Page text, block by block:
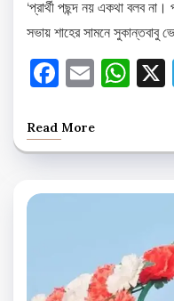
‘প্রার্থী পছন্দ নয় একথা বলব
সভায় শাহের সামনে
Email
Read More